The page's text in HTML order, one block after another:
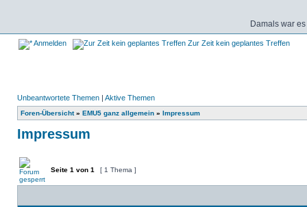
Damals war
Anmelden Zur Zeit kein geplantes Treffen
Unbeantwortete Themen | Aktive Themen
Foren-Übersicht» EMU5 ganz allgemein » Impressum
Impressum
Seite 1 von 1 [ 1 Thema ]